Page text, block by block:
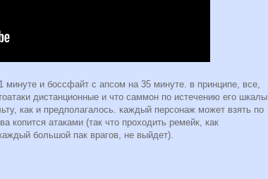
минуте и боссфайт с апсом на 35 минуте. в принципе, все,
дистанционные и что саммон по истечению его шкалы
как и предполагалось. каждый персонаж может взять по
копится атаками (так что проходить ремейк, как
большой пак врагов, не выйдет).